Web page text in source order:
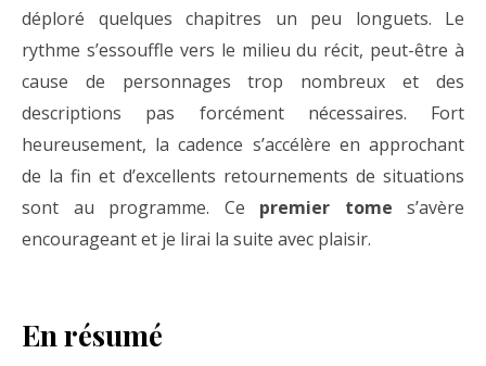
déploré quelques chapitres un peu longuets. Le
rythme s’essouffle vers le milieu du récit, peut-être à
cause de personnages trop nombreux et des
descriptions pas forcément nécessaires. Fort
heureusement, la cadence s’accélère en approchant
de la fin et d’excellents retournements de situations
sont au programme. Ce premier tome s’avère
encourageant et je lirai la suite avec plaisir.
En résumé